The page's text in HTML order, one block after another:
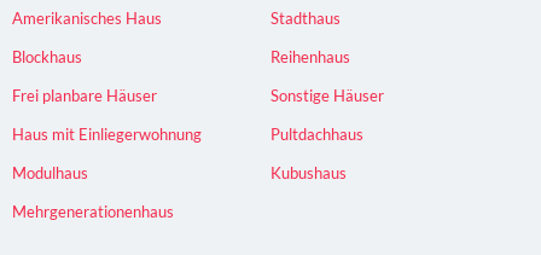
Amerikanisches Haus
Stadthaus
Blockhaus
Reihenhaus
Frei planbare Häuser
Sonstige Häuser
Haus mit Einliegerwohnung
Pultdachhaus
Modulhaus
Kubushaus
Mehrgenerationenhaus